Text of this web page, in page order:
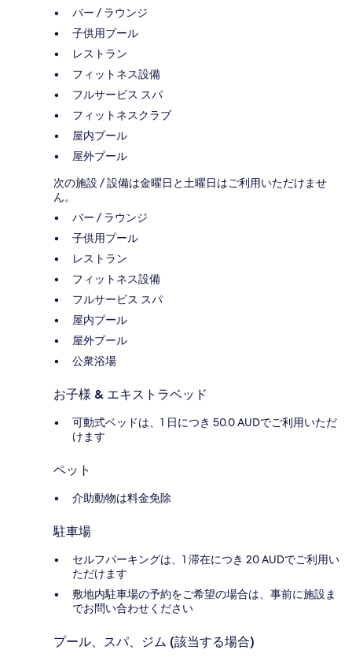
バー / ラウンジ
子供用プール
レストラン
フィットネス設備
フルサービス スパ
フィットネスクラブ
屋内プール
屋外プール
次の施設 / 設備は金曜日と土曜日はご利用いただけませ
ん。
バー / ラウンジ
子供用プール
レストラン
フィットネス設備
フルサービス スパ
屋内プール
屋外プール
公衆浴場
お子様 & エキストラベッド
可動式ベッドは、1 日につき 50.0 AUDでご利用いただ
けます
ペット
介助動物は料金免除
駐車場
セルフパーキングは、1 滞在につき 20 AUDでご利用い
ただけます
敷地内駐車場の予約をご希望の場合は、事前に施設ま
でお問い合わせください
プール、スパ、ジム (該当する場合)